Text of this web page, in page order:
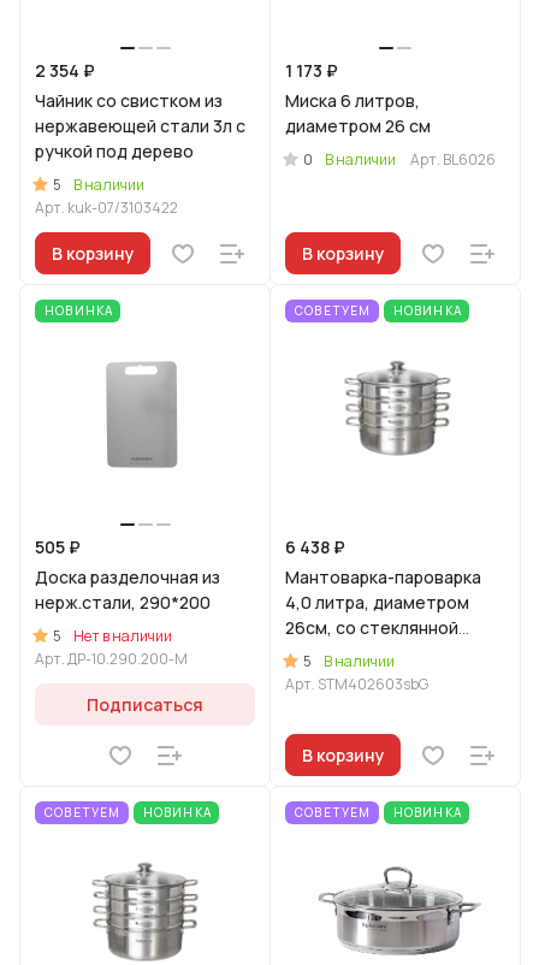
2 354 ₽
Чайник со свистком из
нержавеющей стали 3л с
ручкой под дерево
5
В наличии
Арт. kuk-07/3103422
В корзину
1 173 ₽
Миска 6 литров,
диаметром 26 см
0 В наличии Арт. BL6026
В корзину
НОВИНКА
505 ₽
Доска разделочная из
нерж.стали, 290*200
5
Нет в наличии
Арт.ДР-10.290.200-M
Подписаться
СОВЕТУЕМ НОВИНКА
6 438 ₽
Мантоварка-пароварка
4,0 литра, диаметром
26см, со стеклянной
крышкой
5
В наличии
Арт. STM402603sbG
В корзину
СОВЕТУЕМ НОВИНКА СОВЕТУЕМ НОВИНКА